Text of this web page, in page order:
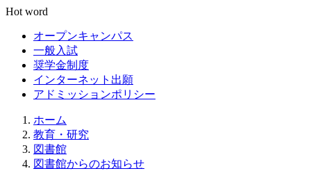
Hot word
オープンキャンパス
一般入試
奨学金制度
インターネット出願
アドミッションポリシー
ホーム
教育・研究
図書館
図書館からのお知らせ